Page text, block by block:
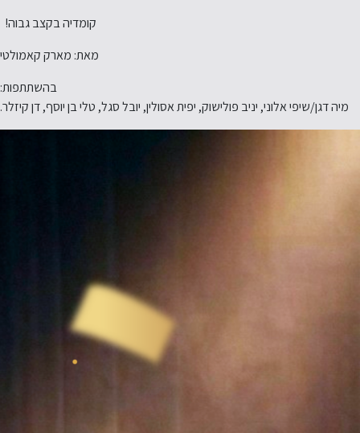
קומדיה בקצב גבוה!
מאת: מארק קאמולטי
בהשתתפות:
מיה דגן/שיפי אלוני, יניב פולישוק, יפית אסולין, יובל סגל, טלי בן יוסף, דן קיזלר.